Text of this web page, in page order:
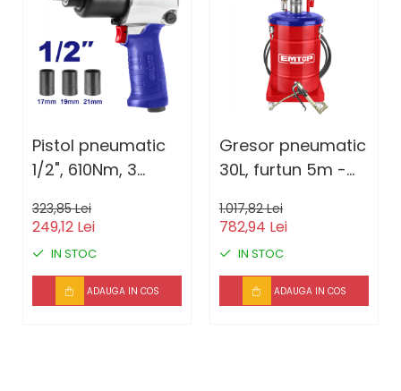
Pistol pneumatic
1/2", 610Nm, 3
(17mm,19mm,21mm)
EATL126801, EMTOP
323,85 Lei
249,12 Lei
IN STOC
ADAUGA IN COS
Gresor pneumatic
30L, furtun 5m -
1.017,82 Lei
782,94 Lei
IN STOC
ADAUGA IN COS